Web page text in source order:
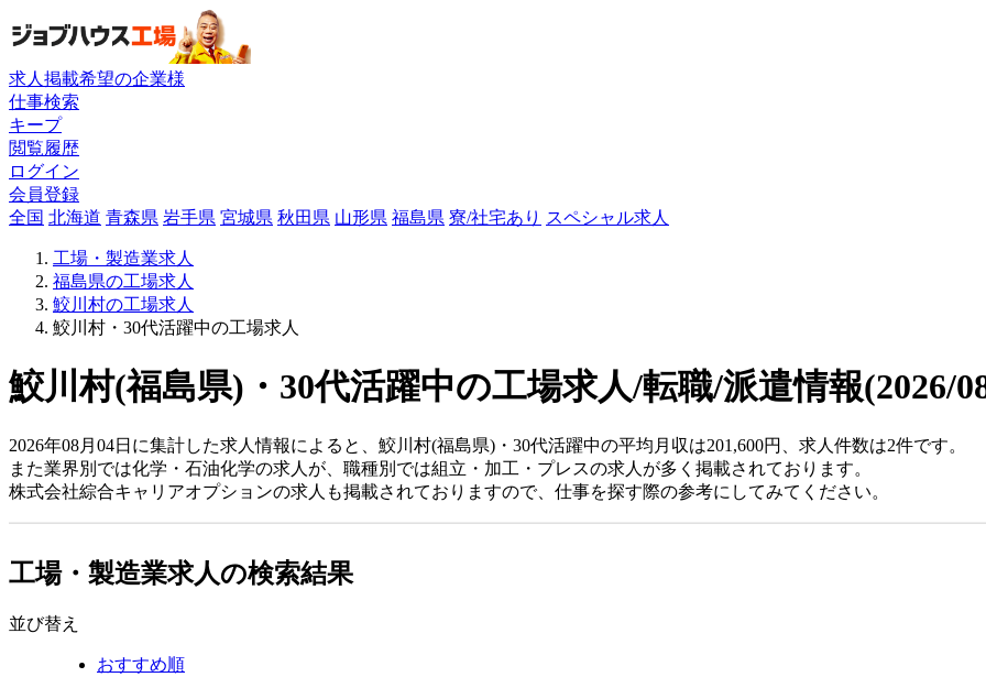
求人掲載希望の企業様
仕事検索
キープ
閲覧履歴
ログイン
会員登録
全国 北海道 青森県 岩手県 宮城県 秋田県 山形県 福島県 寮/社宅あり スペシャル求人
工場・製造業求人
福島県の工場求人
鮫川村の工場求人
鮫川村・30代活躍中の工場求人
鮫川村(福島県)・30代活躍中の工場求人/転職/派遣情報(2026/
2026年08月04日に集計した求人情報によると、鮫川村(福島県)・30代活躍中の平均月収は201,600円、求人件数は2件です。
また業界別では化学・石油化学の求人が、職種別では組立・加工・プレスの求人が多く掲載されております。
株式会社綜合キャリアオプションの求人も掲載されておりますので、仕事を探す際の参考にしてみてください。
工場・製造業求人の検索結果
並び替え
おすすめ順